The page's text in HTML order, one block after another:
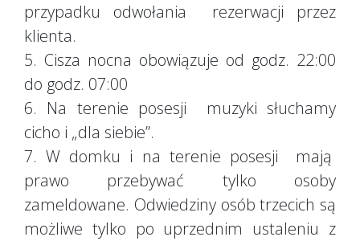
przypadku odwołania rezerwacji przez
klienta.
5. Cisza nocna obowiązuje od godz. 22:00
do godz. 07:00
6. Na terenie posesji muzyki słuchamy
cicho i „dla siebie”.
7. W domku i na terenie posesji mają
prawo przebywać tylko osoby
zameldowane. Odwiedziny osób trzecich są
możliwe tylko po uprzednim ustaleniu z